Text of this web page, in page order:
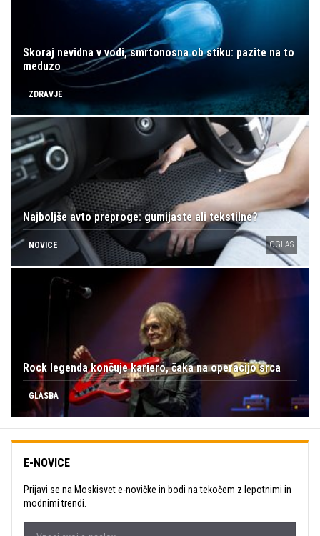
Skoraj nevidna v vodi, smrtonosna ob stiku: pazite na to
meduzo
ZDRAVJE
Najboljše avto preproge: gumijaste ali tekstilne?
NOVICE OGLAS
Rock legenda končuje kariero, čaka na operacijo srca
GLASBA
E-NOVICE
Prijavi se na Moskisvet e-novičke in bodi na tekočem z lepotnimi in
modnimi trendi.